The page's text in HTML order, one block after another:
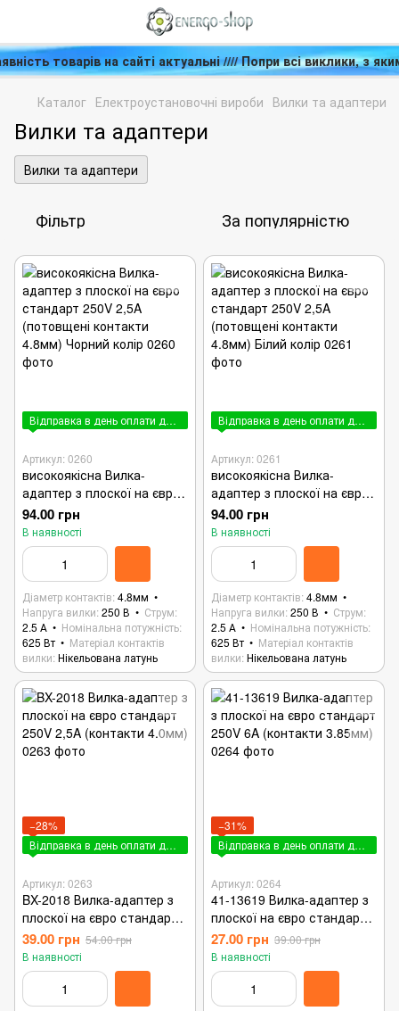
товарів на сайті актуальні //// Попри всі
Каталог Електроустановочні вироби Вилки та адаптери
Вилки та адаптери
Вилки та адаптери
Фільтр За популярністю
Відправка в день оплати до 15:00
Артикул: 0260
високоякісна Вилка-
адаптер з плоскої на євро
стандарт 250V 2,5A
(потовщені контакти
4.8мм) Чорний колір
94.00 грн
В наявності
Діаметр контактів 4.8мм
Напруга вилки 250 В
Струм
2.5 А
Номінальна потужність
625 Вт
Матеріал контактів
вилки Нікельована латунь
Відправка в день оплати до 15:00
Артикул: 0261
високоякісна Вилка-
адаптер з плоскої на євро
стандарт 250V 2,5A
(потовщені контакти
4.8мм) Білий колір
94.00 грн
В наявності
Діаметр контактів 4.8мм
Напруга вилки 250 В
Струм
2.5 А
Номінальна потужність
625 Вт
Матеріал контактів
вилки Нікельована латунь
−28%
Відправка в день оплати до 15:00
Артикул: 0263
BX-2018 Вилка-адаптер з
плоскої на євро стандарт
250V 2,5A (контакти 4.0мм)
39.00 грн 54.00 грн
В наявності
−31%
Відправка в день оплати до 15:00
Артикул: 0264
41-13619 Вилка-адаптер з
плоскої на євро стандарт
250V 6A (контакти 3.85мм)
27.00 грн 39.00 грн
В наявності